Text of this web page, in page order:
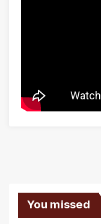
You missed